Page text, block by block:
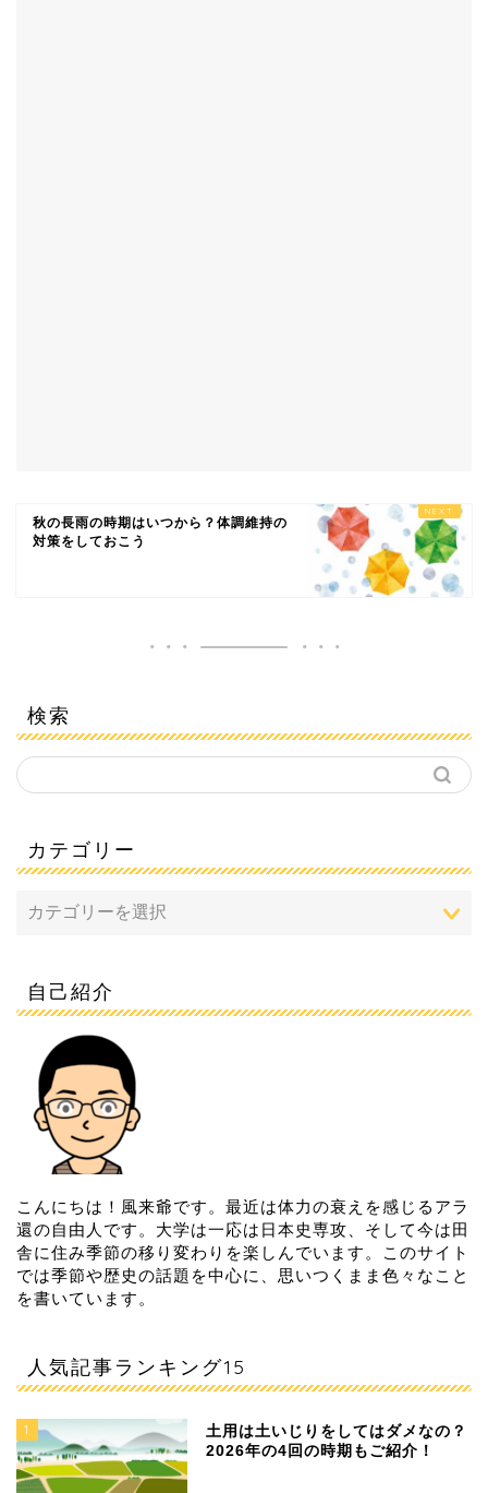
秋の長雨の時期はいつから？体調維持の
対策をしておこう
検索
カテゴリー
自己紹介
こんにちは！風来爺です。最近は体力の衰えを感じるアラ
還の自由人です。大学は一応は日本史専攻、そして今は田
舎に住み季節の移り変わりを楽しんでいます。このサイト
では季節や歴史の話題を中心に、思いつくまま色々なこと
を書いています。
人気記事ランキング15
1
土用は土いじりをしてはダメなの？
2026年の4回の時期もご紹介！